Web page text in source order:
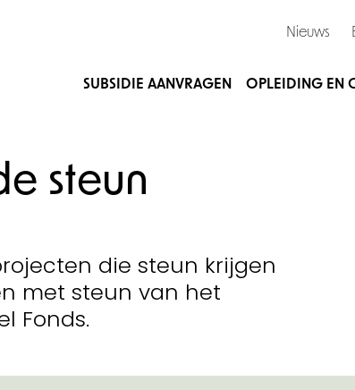
Nieuws
SUBSIDIE AANVRAGEN OPLEIDING EN
steun
die steun krijgen
met steun van het
Fonds.